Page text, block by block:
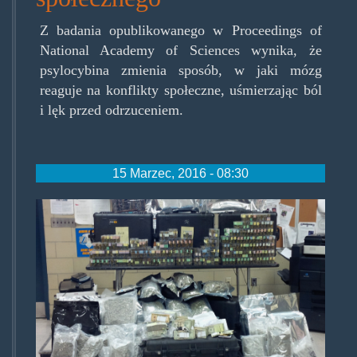
Z badania opublikowanego w Proceedings of
National Academy of Sciences wynika, że
psylocybina zmienia sposób, w jaki mózg
reaguje na konflikty społeczne, uśmierzając ból
i lęk przed odrzuceniem.
15 Marzec, 2016 - 08:30
weed2.jpg